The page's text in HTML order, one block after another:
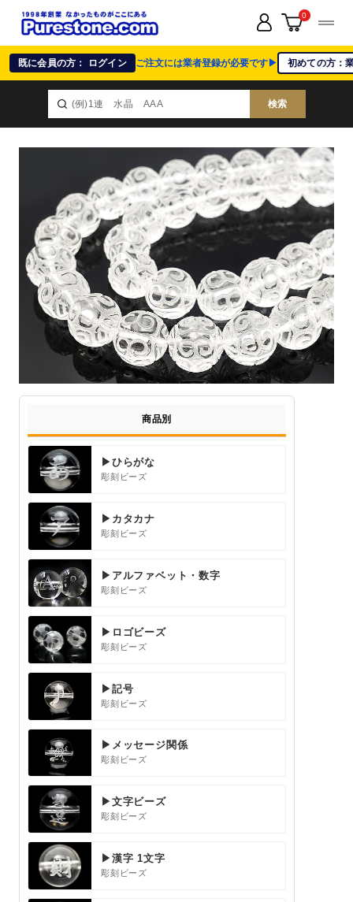
既に会員の方： ログイン ご注文には業者登録が必要です▶ 初めての方：
検索
0
商品別
▶ひらがな
彫刻ビーズ
▶カタカナ
彫刻ビーズ
▶アルファベット・数字
彫刻ビーズ
▶ロゴビーズ
彫刻ビーズ
▶記号
彫刻ビーズ
▶メッセージ関係
彫刻ビーズ
▶文字ビーズ
彫刻ビーズ
▶漢字 1文字
彫刻ビーズ